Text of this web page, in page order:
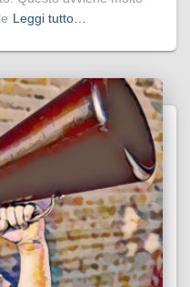
Leggi tutto…